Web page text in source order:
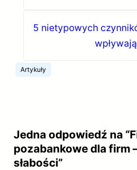
5 nietypowych
Artykuły
Jedna odpowiedź na
pozabankowe dla firm
słabości”